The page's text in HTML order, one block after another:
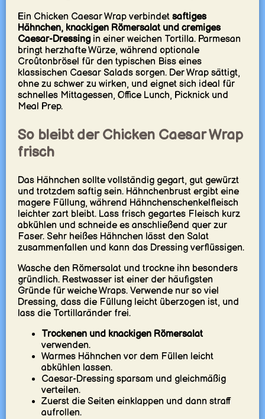
Ein Chicken Caesar Wrap verbindet saftiges
Hähnchen, knackigen Römersalat und cremiges
Caesar-Dressingin einer weichen Tortilla. Parmesan
bringt herzhafte Würze, während optionale
Croûtonbrösel für den typischen Biss eines
klassischen Caesar Salads sorgen. Der Wrap sättigt,
ohne zu schwer zu wirken, und eignet sich ideal für
schnelles Mittagessen, Office Lunch, Picknick und
Meal Prep.
So bleibt der Chicken Caesar Wrap
frisch
Das Hähnchen sollte vollständig gegart, gut gewürzt
und trotzdem saftig sein. Hähnchenbrust ergibt eine
magere Füllung, während Hähnchenschenkelfleisch
leichter zart bleibt. Lass frisch gegartes Fleisch kurz
abkühlen und schneide es anschließend quer zur
Faser. Sehr heißes Hähnchen lässt den Salat
zusammenfallen und kann das Dressing verflüssigen.
Wasche den Römersalat und trockne ihn besonders
gründlich. Restwasser ist einer der häufigsten
Gründe für weiche Wraps. Verwende nur so viel
Dressing, dass die Füllung leicht überzogen ist, und
lass die Tortillaränder frei.
Trockenen und knackigen Römersalat
verwenden.
Warmes Hähnchen vor dem Füllen leicht
abkühlen lassen.
Caesar-Dressing sparsam und gleichmäßig
verteilen.
Zuerst die Seiten einklappen und dann straff
aufrollen.